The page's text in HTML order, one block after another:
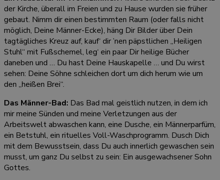
der Kirche, überall im Freien und zu Hause wurden sie früher
gebaut. Nimm dir einen bestimmten Raum (oder falls nicht
möglich, Deine Männer-Ecke), häng Dir Bilder über Dein
tagtägliches Kreuz auf, kauf‘ dir ’nen päpstlichen „Heiligen
Stuhl“ mit Fußschemel, leg‘ ein paar Dir heilige Bücher
daneben und … Du hast Deine Hauskapelle … und Du wirst
sehen: Deine Söhne schleichen dort um dich herum wie um
den „heißen Brei“.
Das Männer-Bad: Das Bad mal geistlich nutzen, in dem ich
mir meine Sünden und meine Verletzungen aus der
Arbeitswelt abwaschen kann, eine Dusche, ein Männerparfüm,
ein Betstuhl, ein rituelles Voll-Waschprogramm. Dusch Dich
mit dem Bewusstsein, dass Du auch innerlich gewaschen sein
musst, um ganz Du selbst zu sein: Ein ausgewachsener Sohn
Gottes.